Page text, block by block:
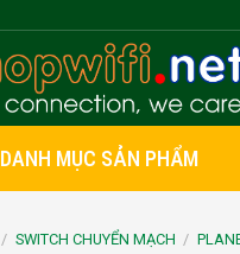
DANH MỤC SẢN PHẨM
/ SWITCH CHUYỂN MẠCH /